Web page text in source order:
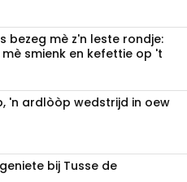
bezeg mè z'n leste rondje:
smienk en kefettie op 't
'n ardlòòp wedstrijd in oew
bij Tusse de